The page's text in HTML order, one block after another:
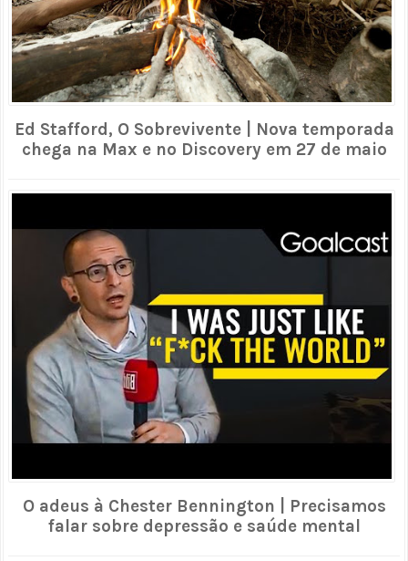
Ed Stafford, O Sobrevivente | Nova temporada
chega na Max e no Discovery em 27 de maio
O adeus à Chester Bennington | Precisamos
falar sobre depressão e saúde mental